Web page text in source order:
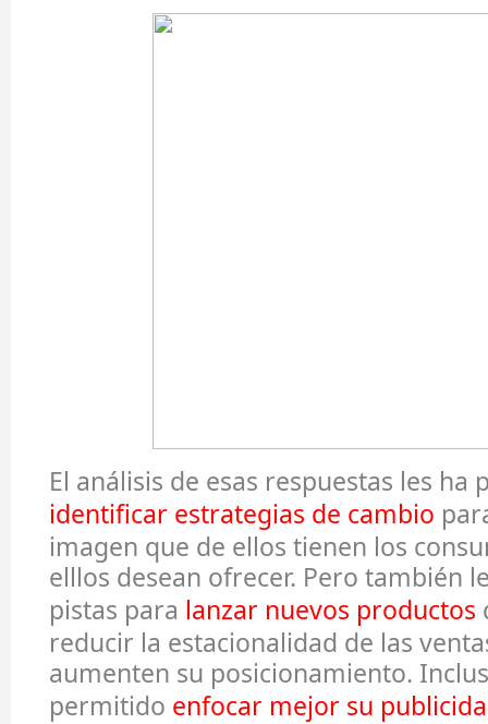
El análisis de esas respuestas les ha
identificar estrategias de cambio
imagen que de ellos tienen los
elllos desean ofrecer. Pero también
pistas para lanzar nuevos productos
reducir la estacionalidad de las
aumenten su posicionamiento.
permitido enfocar mejor su